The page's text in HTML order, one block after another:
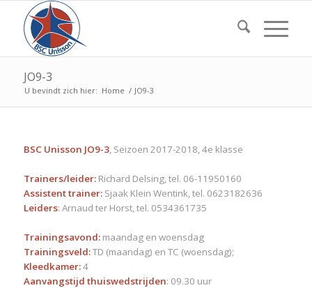
JO9-3
U bevindt zich hier: Home / JO9-3
BSC Unisson JO9-3, Seizoen 2017-2018, 4e klasse
Trainers/leider:Richard Delsing, tel. 06-11950160
Assistent trainer:Sjaak Klein Wentink, tel. 0623182636
Leiders: Arnaud ter Horst, tel. 0534361735
Trainingsavond: maandag en woensdag
Trainingsveld:TD (maandag) en TC (woensdag);
Kleedkamer:4
Aanvangstijd thuiswedstrijden: 09.30 uur